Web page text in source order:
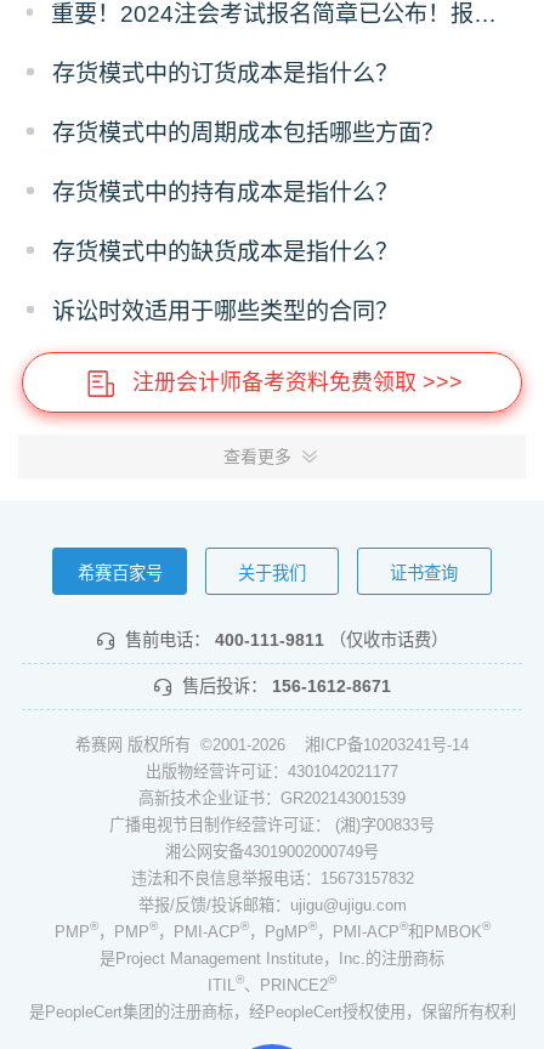
重要！2024注会考试报名简章已公布！报考条件、考试安排确定!
存货模式中的订货成本是指什么？
存货模式中的周期成本包括哪些方面？
存货模式中的持有成本是指什么？
存货模式中的缺货成本是指什么？
诉讼时效适用于哪些类型的合同？
注册会计师备考资料免费领取 >>>
查看更多
希赛百家号 关于我们 证书查询
售前电话： 400-111-9811 （仅收市话费）
售后投诉： 156-1612-8671
希赛网 版权所有 ©2001-2026 湘ICP备10203241号-14
出版物经营许可证：4301042021177
高新技术企业证书：GR202143001539
广播电视节目制作经营许可证： (湘)字00833号
湘公网安备43019002000749号
违法和不良信息举报电话：15673157832
举报/反馈/投诉邮箱：ujigu@ujigu.com
PMP®，PMP®，PMI-ACP®，PgMP®，PMI-ACP®和PMBOK®
是Project Management Institute，Inc.的注册商标
ITIL ®、PRINCE2®
是PeopleCert集团的注册商标，经PeopleCert授权使用，保留所有权利